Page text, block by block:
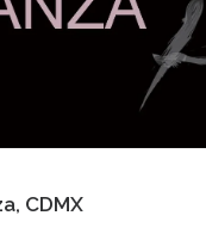
CDMX